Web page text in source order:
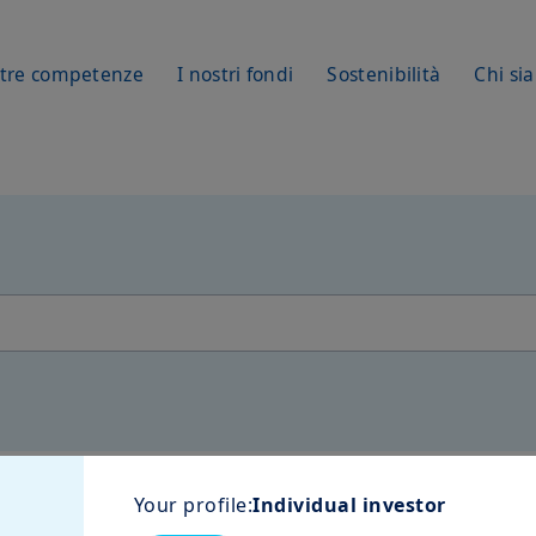
competenze I nostri fondi Sostenibilità Chi
for “
Your profile:Individual investor